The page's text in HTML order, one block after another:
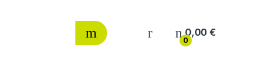
0
0,00€